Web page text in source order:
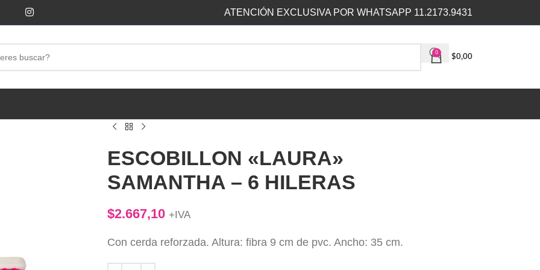
ATENCIÓN EXCLUSIVA POR WHATSAPP 11.2173.9431
0
$0,00
ESCOBILLON «LAURA»
SAMANTHA – 6 HILERAS
$2.667,10 +IVA
Con cerda reforzada. Altura: fibra 9 cm de pvc. Ancho: 35 cm.